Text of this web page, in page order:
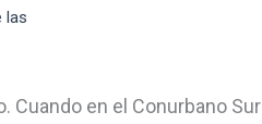
las
Cuando en el Conurbano Sur